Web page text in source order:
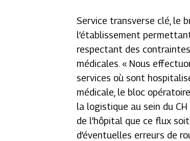
Service transverse clé, le
l’établissement
respectant des
médicales. « Nous
services où sont
médicale, le bloc
la logistique au sein du
de l’hôpital que ce flux
d’éventuelles erreurs de